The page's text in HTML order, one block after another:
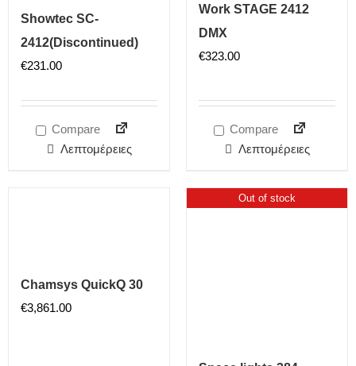
Showtec SC-
2412(Discontinued)
€231.00
Compare
Λεπτομέρειες
Work STAGE 2412
DMX
€323.00
Compare
Λεπτομέρειες
Chamsys QuickQ 30
€3,861.00
Out of stock